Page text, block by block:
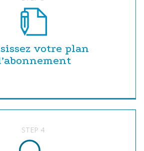
votre plan
STEP 4